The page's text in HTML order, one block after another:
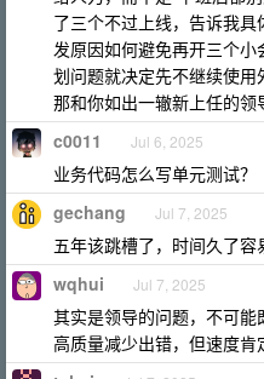
了三个不过上线，告诉我
发原因如何避免再开三个小
划问题就决定先不继续使用
那和你如出一辙新上任的领
c0011 Jul 6, 2025
业务代码怎么写单元测试？
gechang Jul 7, 2025
五年该跳槽了，时间久了容
wqhui Jul 7, 2025
其实是领导的问题，不可
高质量减少出错，但速度肯